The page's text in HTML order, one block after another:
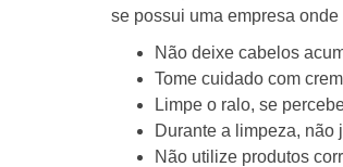
se possui uma empresa
Não deixe cabelos
Tome cuidado com
Limpe o ralo, se
Durante a limpeza, não
Não utilize produtos